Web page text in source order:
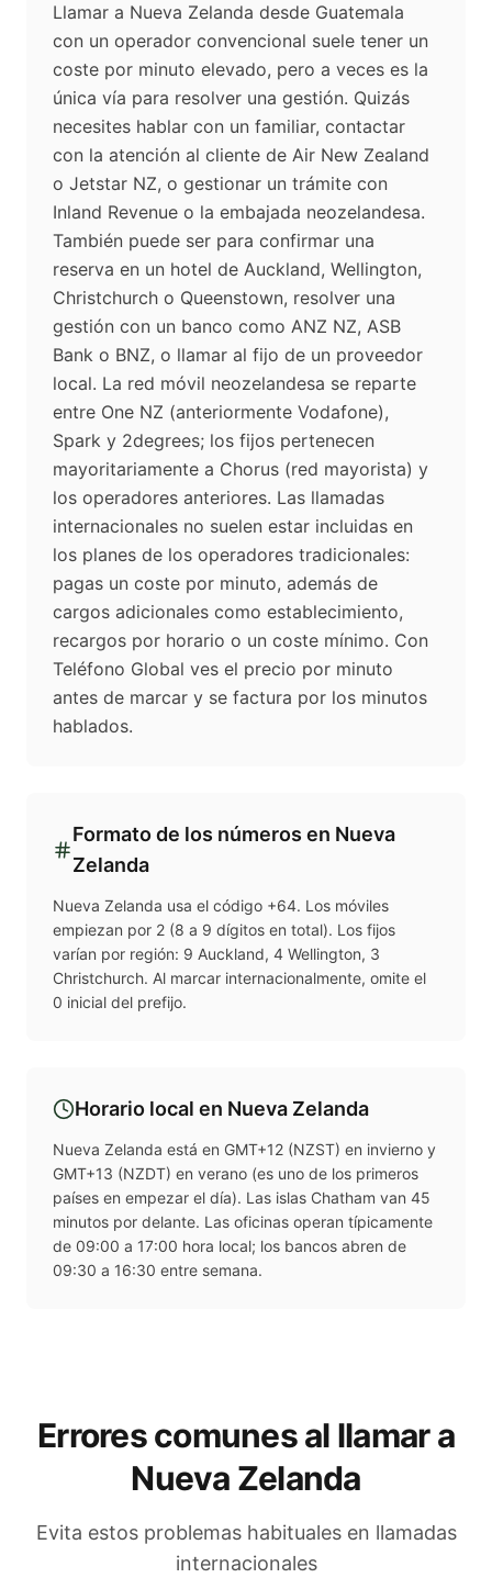
Llamar a Nueva Zelanda desde Guatemala
con un operador convencional suele tener un
coste por minuto elevado, pero a veces es la
única vía para resolver una gestión. Quizás
necesites hablar con un familiar, contactar
con la atención al cliente de Air New Zealand
o Jetstar NZ, o gestionar un trámite con
Inland Revenue o la embajada neozelandesa.
También puede ser para confirmar una
reserva en un hotel de Auckland, Wellington,
Christchurch o Queenstown, resolver una
gestión con un banco como ANZ NZ, ASB
Bank o BNZ, o llamar al fijo de un proveedor
local. La red móvil neozelandesa se reparte
entre One NZ (anteriormente Vodafone),
Spark y 2degrees; los fijos pertenecen
mayoritariamente a Chorus (red mayorista) y
los operadores anteriores. Las llamadas
internacionales no suelen estar incluidas en
los planes de los operadores tradicionales:
pagas un coste por minuto, además de
cargos adicionales como establecimiento,
recargos por horario o un coste mínimo. Con
Teléfono Global ves el precio por minuto
antes de marcar y se factura por los minutos
hablados.
Formato de los números en Nueva
Zelanda
Nueva Zelanda usa el código +64. Los móviles
empiezan por 2 (8 a 9 dígitos en total). Los fijos
varían por región: 9 Auckland, 4 Wellington, 3
Christchurch. Al marcar internacionalmente, omite el
0 inicial del prefijo.
Horario local en Nueva Zelanda
Nueva Zelanda está en GMT+12 (NZST) en invierno y
GMT+13 (NZDT) en verano (es uno de los primeros
países en empezar el día). Las islas Chatham van 45
minutos por delante. Las oficinas operan típicamente
de 09:00 a 17:00 hora local; los bancos abren de
09:30 a 16:30 entre semana.
Errores comunes al llamar a
Nueva Zelanda
Evita estos problemas habituales en llamadas
internacionales